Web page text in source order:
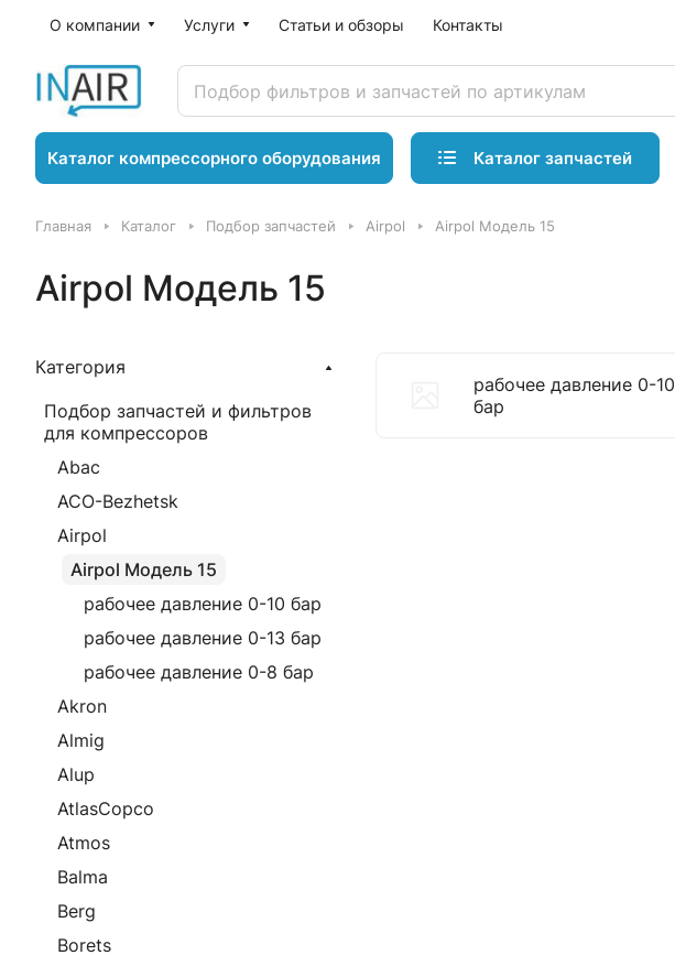
О компании Услуги Статьи и обзоры Контакты
Каталог компрессорного оборудования Каталог запчастей
Главная Каталог Подбор запчастей Airpol Airpol Модель 15
Airpol Модель 15
рабочее давление 0-10
бар
Категория
Подбор запчастей и фильтров
для компрессоров
Abac
ACO-Bezhetsk
Airpol
Airpol Модель 15
рабочее давление 0-10 бар
рабочее давление 0-13 бар
рабочее давление 0-8 бар
Akron
Almig
Alup
AtlasCopco
Atmos
Balma
Berg
Borets